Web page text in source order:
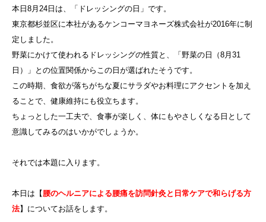
本日8月24日は、「ドレッシングの日」です。
東京都杉並区に本社があるケンコーマヨネーズ株式会社が2016年に制
定しました。
野菜にかけて使われるドレッシングの性質と、「野菜の日（8月31
日）」との位置関係からこの日が選ばれたそうです。
この時期、食欲が落ちがちな夏にサラダやお料理にアクセントを加え
ることで、健康維持にも役立ちます。
ちょっとした一工夫で、食事が楽しく、体にもやさしくなる日として
意識してみるのはいかがでしょうか。
それでは本題に入ります。
本日は【腰のヘルニアによる腰痛を訪問針灸と日常ケアで和らげる方
法】についてお話をします。